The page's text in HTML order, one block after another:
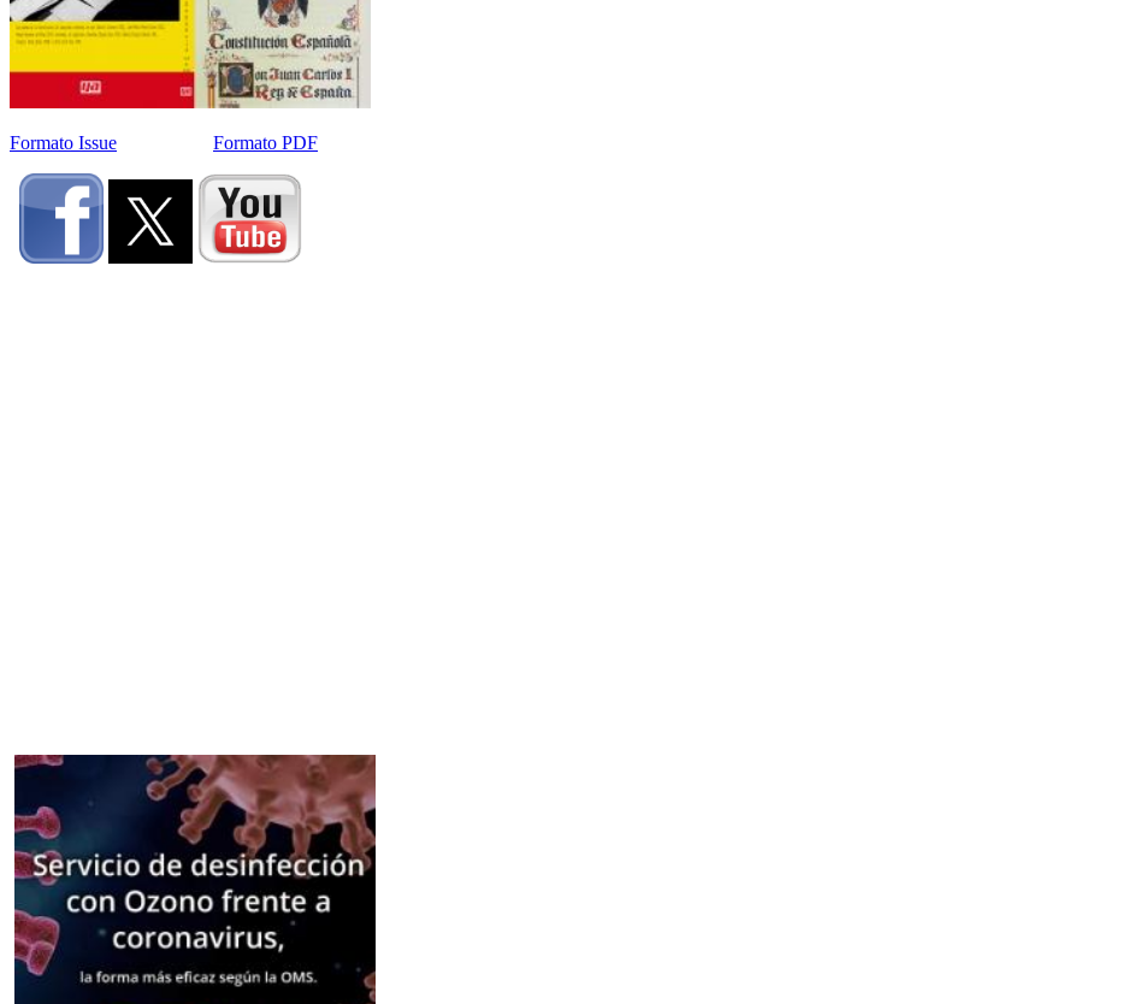
Formato Issue Formato PDF